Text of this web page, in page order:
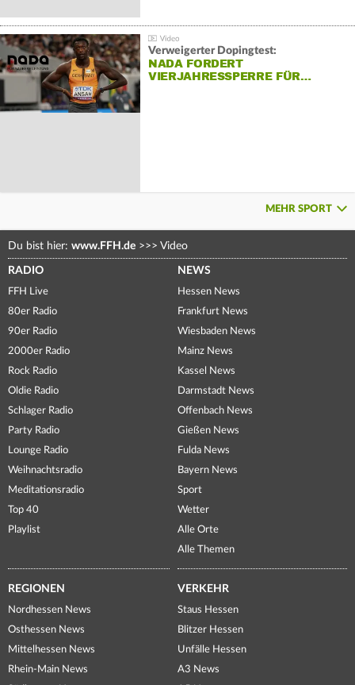
Verweigerter Dopingtest:
NADA FORDERT
VIERJAHRESSPERRE FÜR…
MEHR SPORT
Du bist hier: www.FFH.de >>> Video
RADIO
FFH Live
80er Radio
90er Radio
2000er Radio
Rock Radio
Oldie Radio
Schlager Radio
Party Radio
Lounge Radio
Weihnachtsradio
Meditationsradio
Top 40
Playlist
NEWS
Hessen News
Frankfurt News
Wiesbaden News
Mainz News
Kassel News
Darmstadt News
Offenbach News
Gießen News
Fulda News
Bayern News
Sport
Wetter
Alle Orte
Alle Themen
REGIONEN
Nordhessen News
Osthessen News
Mittelhessen News
Rhein-Main News
VERKEHR
Staus Hessen
Blitzer Hessen
Unfälle Hessen
A3 News